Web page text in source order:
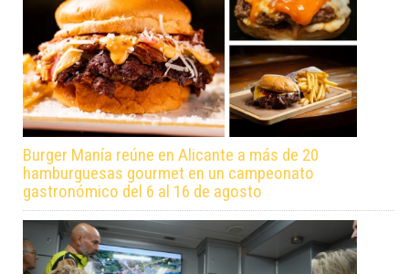
Burger Manía reúne en Alicante a más de 20
hamburguesas gourmet en un campeonato
gastronómico del 6 al 16 de agosto